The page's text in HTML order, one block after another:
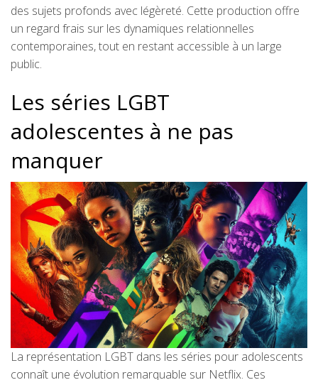
des sujets profonds avec légèreté. Cette production offre
un regard frais sur les dynamiques relationnelles
contemporaines, tout en restant accessible à un large
public.
Les séries LGBT
adolescentes à ne pas
manquer
La représentation LGBT dans les séries pour adolescents
connaît une évolution remarquable sur Netflix. Ces